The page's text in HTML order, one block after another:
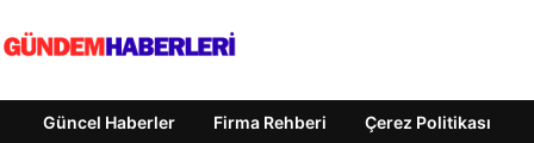
Güncel Haberler Firma Rehberi Çerez Politikası